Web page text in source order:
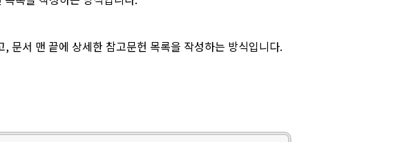
문서 맨 끝에 상세한 참고문헌 목록을 작성하는 방식입니다.